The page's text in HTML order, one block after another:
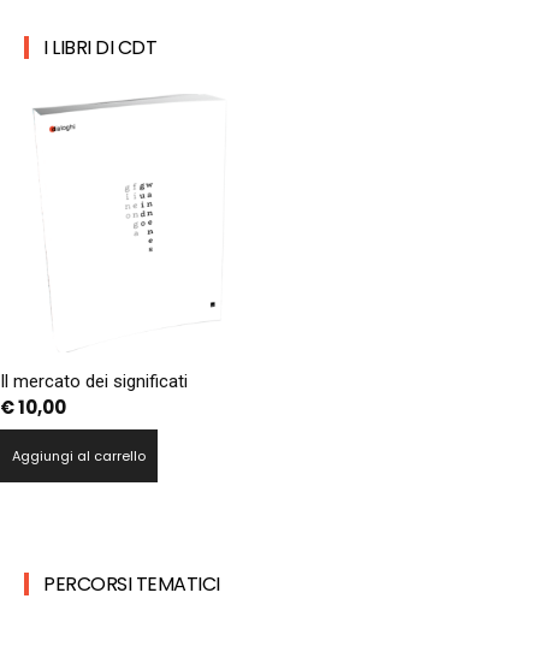
I LIBRI DI CDT
Il mercato dei significati
€10,00
Aggiungi al carrello
PERCORSI TEMATICI